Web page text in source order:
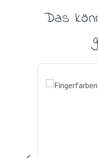
Produktgalerie
Das